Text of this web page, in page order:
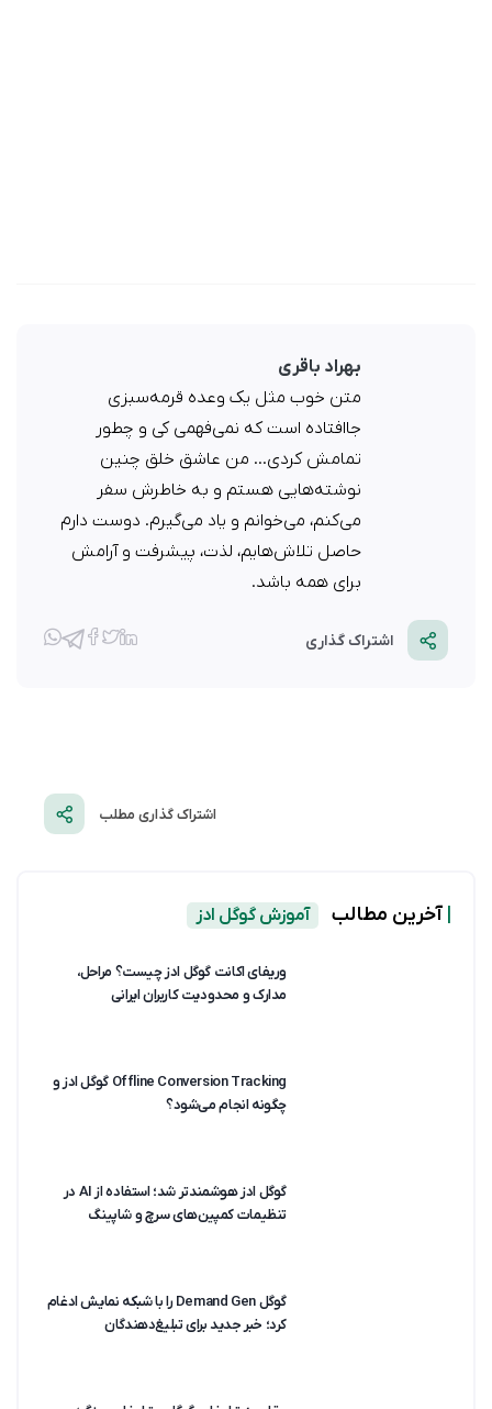
بهراد باقری
متن خوب مثل یک وعده قرمه‌سبزی
جاافتاده است که نمی‌فهمی کی و چطور
تمامش کردی... من عاشق خلق چنین
نوشته‌هایی هستم و به خاطرش سفر
می‌کنم، می‌خوانم و یاد می‌گیرم. دوست دارم
حاصل تلاش‌هایم، لذت، پیشرفت و آرامش
برای همه باشد.
اشتراک گذاری
اشتراک گذاری مطلب
آخرین مطالب آموزش گوگل ادز
وریفای اکانت گوگل ادز چیست؟ مراحل،
مدارک و محدودیت کاربران ایرانی
Offline Conversion Tracking گوگل ادز و
چگونه انجام می‌شود؟
گوگل ادز هوشمندتر شد؛ استفاده از AI در
تنظیمات کمپین‌های سرچ و شاپینگ
گوگل Demand Gen را با شبکه نمایش ادغام
کرد؛ خبر جدید برای تبلیغ‌دهندگان